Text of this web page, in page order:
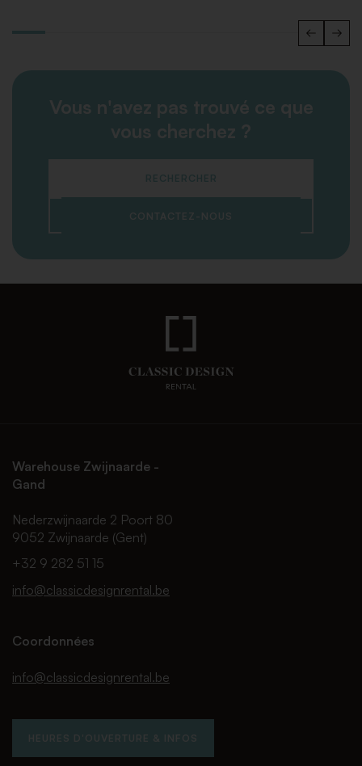
Vous n'avez pas trouvé ce que
vous cherchez ?
RECHERCHER
CONTACTEZ-NOUS
Warehouse Zwijnaarde -
Gand
Nederzwijnaarde 2 Poort 80
9052 Zwijnaarde (Gent)
+32 9 282 51 15
info@classicdesignrental.be
Coordonnées
info@classicdesignrental.be
HEURES D'OUVERTURE & INFOS